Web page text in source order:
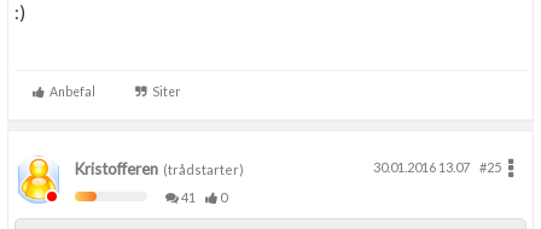
:)
Anbefal Siter
Kristofferen (trådstarter) 30.01.2016 13.07
#25
41
0